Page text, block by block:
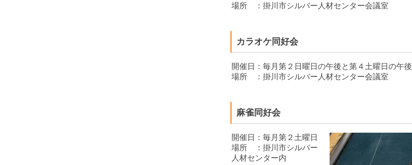
場所 ：掛川市シルバー人材センター会議室
カラオケ同好会
開催日：毎月第２日曜日の午後と第４土曜日の午後
場所 ：掛川市シルバー人材センター会議室
麻雀同好会
開催日：毎月第２土曜日
場所 ：掛川市シルバー
人材センター内